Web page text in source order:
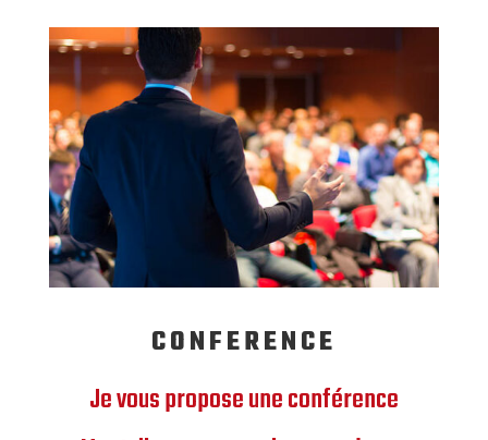
CONFERENCE
Je vous propose une conférence